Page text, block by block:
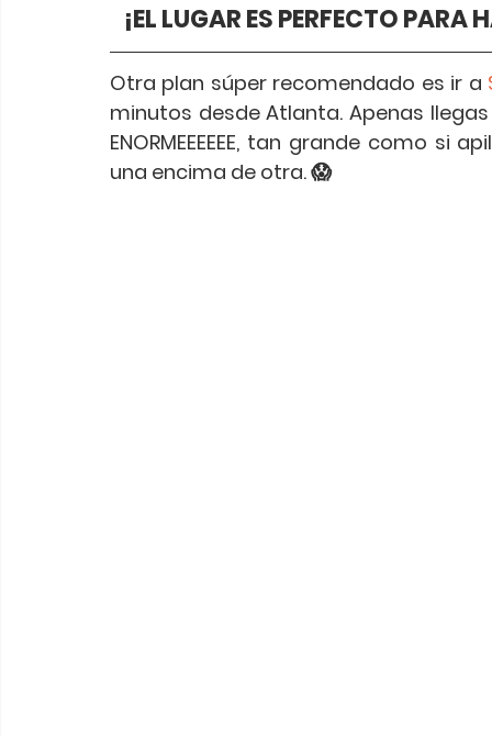
¡EL LUGAR ES PERFECTO
Otra plan súper recomendado es ir a
minutos desde Atlanta. Apenas
ENORMEEEEEE, tan grande como si
una encima de otra. 😱